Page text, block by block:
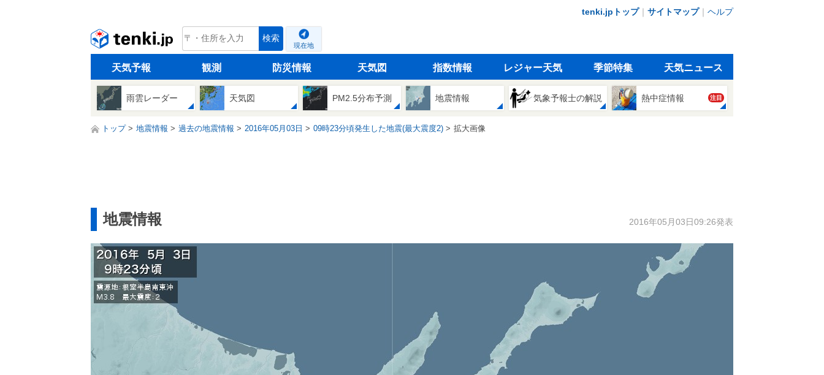
tenki.jpトップ｜ サイトマップ｜ ヘルプ
tenki.jp 検索
現在地
天気予報 観測 防災情報 天気図 指数情報 レジャー天気 季節特集 天気ニュース
雨雲レーダー 天気図 PM2.5分布予測 地震情報 気象予報士の解説 熱中症情報 注目
トップ 地震情報 過去の地震情報 2016年05月03日 09時23分頃発生した地震(最大震度2) 拡大画像
地震情報 2016年05月03日09:26発表